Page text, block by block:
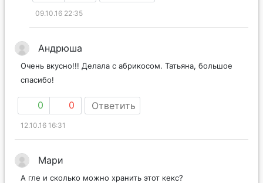
09.10.16 22:35
Андрюша
Очень вкусно!!! Делала с абрикосом. Татьяна, большое
спасибо!
0 0 Ответить
12.10.16 16:31
Мари
А гле и сколько можно хранить этот кекс?